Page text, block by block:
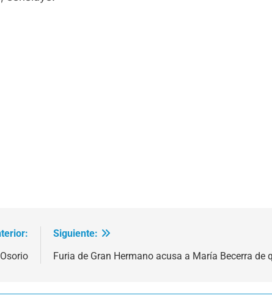
Siguiente:
Furia de Gran Hermano acusa a María Becerra de